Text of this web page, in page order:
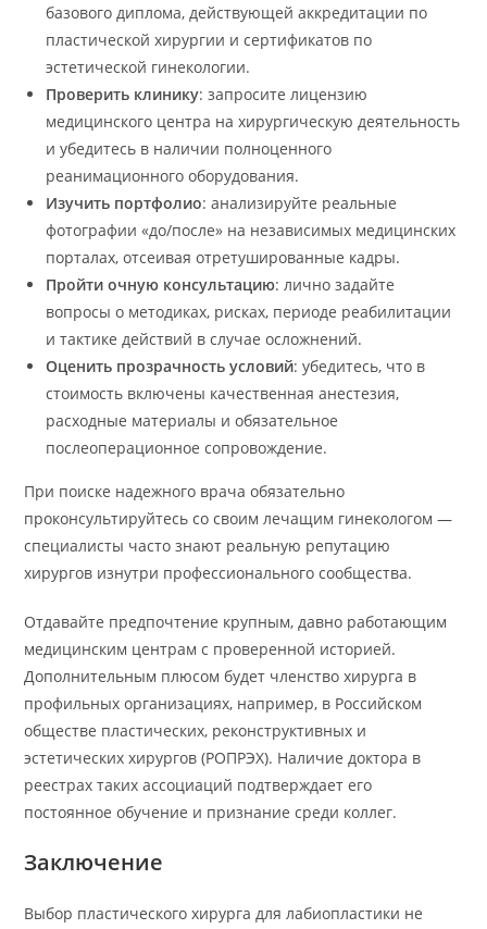
базового диплома, действующей аккредитации по
пластической хирургии и сертификатов по
эстетической гинекологии.
Проверить клинику: запросите лицензию
медицинского центра на хирургическую деятельность
и убедитесь в наличии полноценного
реанимационного оборудования.
Изучить портфолио: анализируйте реальные
фотографии «до/после» на независимых медицинских
порталах, отсеивая отретушированные кадры.
Пройти очную консультацию: лично задайте
вопросы о методиках, рисках, периоде реабилитации
и тактике действий в случае осложнений.
Оценить прозрачность условий: убедитесь, что в
стоимость включены качественная анестезия,
расходные материалы и обязательное
послеоперационное сопровождение.
При поиске надежного врача обязательно
проконсультируйтесь со своим лечащим гинекологом —
специалисты часто знают реальную репутацию
хирургов изнутри профессионального сообщества.
Отдавайте предпочтение крупным, давно работающим
медицинским центрам с проверенной историей.
Дополнительным плюсом будет членство хирурга в
профильных организациях, например, в Российском
обществе пластических, реконструктивных и
эстетических хирургов (РОПРЭХ). Наличие доктора в
реестрах таких ассоциаций подтверждает его
постоянное обучение и признание среди коллег.
Заключение
Выбор пластического хирурга для лабиопластики не